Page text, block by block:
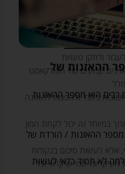
שלי:
ולתקן טעויות
קבועים של הפודקאסט
בלבד ולהפנות להאזנה
במיוחד זה יכול לקחת המון
לעשות סיכום בנקודות
שמי שיקרא יוכל
ההאזנות של
רבים הוא מספר ההאזנות
מספר ההאזנות / הורדת של
לא תמיד כדאי לעשות